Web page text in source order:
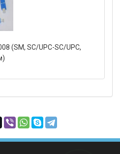
(SM, SC/UPC-SC/UPC,